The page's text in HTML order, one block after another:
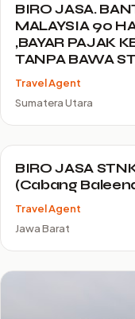
BIRO JASA.
MALAYSIA 90
,BAYAR PAJAK
TANPA BAWA
Travel Agent
Sumatera Utara
BIRO JASA
(Cabang
Travel Agent
Jawa Barat